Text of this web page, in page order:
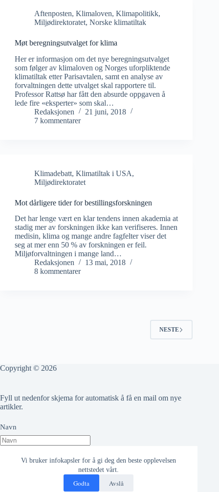
Vi bruker infokapsler for å gi deg den beste opplevelsen
nettstedet vårt.
Godta Avslå
Aftenposten, Klimaloven, Klimapolitikk,
Miljødirektoratet, Norske klimatiltak
Møt beregningsutvalget for klima
Her er informasjon om det nye beregningsutvalget
som følger av klimaloven og Norges uforpliktende
klimatiltak etter Parisavtalen, samt en analyse av
forvaltningen dette utvalget skal rapportere til.
Professor Rattsø har fått den absurde oppgaven å
lede fire «eksperter» som skal…
Redaksjonen
21 juni, 2018
7 kommentarer
Klimadebatt, Klimatiltak i USA,
Miljødirektoratet
Mot dårligere tider for bestillingsforskningen
Det har lenge vært en klar tendens innen akademia at
stadig mer av forskningen ikke kan verifiseres. Innen
medisin, klima og mange andre fagfelter viser det
seg at mer enn 50 % av forskningen er feil.
Miljøforvaltningen i mange land…
Redaksjonen
13 mai, 2018
8 kommentarer
NESTE
Copyright © 2026
Fyll ut nedenfor skjema for automatisk å få en mail om nye
artikler.
Navn